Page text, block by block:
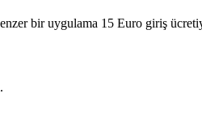
bir uygulama 15 Euro giriş